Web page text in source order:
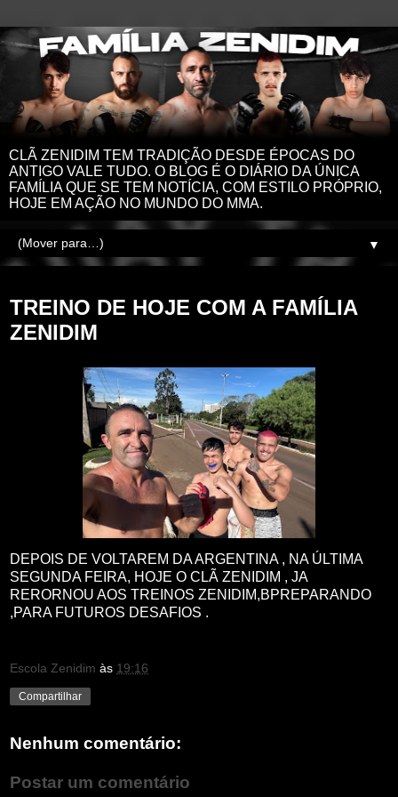
CLÃ ZENIDIM TEM TRADIÇÃO DESDE ÉPOCAS DO
ANTIGO VALE TUDO. O BLOG É O DIÁRIO DA ÚNICA
FAMÍLIA QUE SE TEM NOTÍCIA, COM ESTILO PRÓPRIO,
HOJE EM AÇÃO NO MUNDO DO MMA.
▼
TREINO DE HOJE COM A FAMÍLIA
ZENIDIM
DEPOIS DE VOLTAREM DA ARGENTINA , NA ÚLTIMA
SEGUNDA FEIRA, HOJE O CLÃ ZENIDIM , JA
RERORNOU AOS TREINOS ZENIDIM,BPREPARANDO
,PARA FUTUROS DESAFIOS .
Escola Zenidim às 19:16
Compartilhar
Nenhum comentário:
Postar um comentário